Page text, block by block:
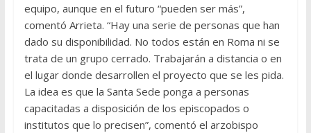
equipo, aunque en el futuro “pueden ser más”,
comentó Arrieta. “Hay una serie de personas que han
dado su disponibilidad. No todos están en Roma ni se
trata de un grupo cerrado. Trabajarán a distancia o en
el lugar donde desarrollen el proyecto que se les pida.
La idea es que la Santa Sede ponga a personas
capacitadas a disposición de los episcopados o
institutos que lo precisen”, comentó el arzobispo